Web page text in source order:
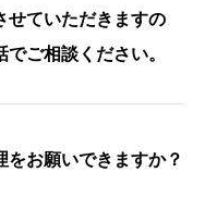
せていただきますの
ご相談ください。
お願いできますか？